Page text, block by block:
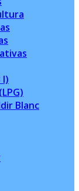
I)
Blanc